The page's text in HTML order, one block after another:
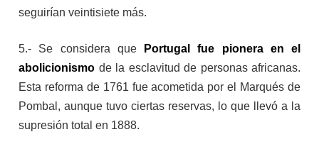
seguirían veintisiete más.
5.- Se considera que
Portugal fue pionera en el
abolicionismo de la esclavitud de personas africanas.
Esta reforma de 1761 fue acometida por el Marqués de
Pombal, aunque tuvo ciertas reservas, lo que llevó a la
supresión total en 1888.